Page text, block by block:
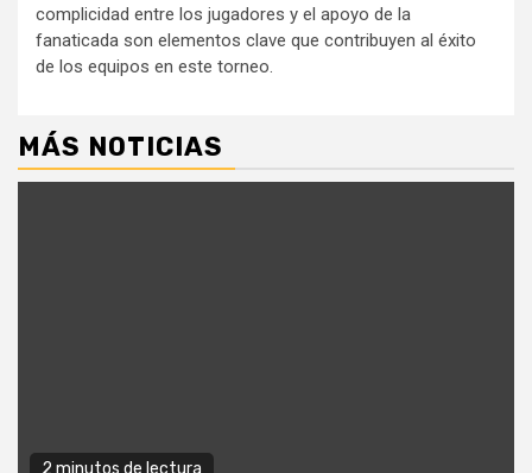
complicidad entre los jugadores y el apoyo de la
fanaticada son elementos clave que contribuyen al éxito
de los equipos en este torneo.
MÁS NOTICIAS
2 minutos de lectura